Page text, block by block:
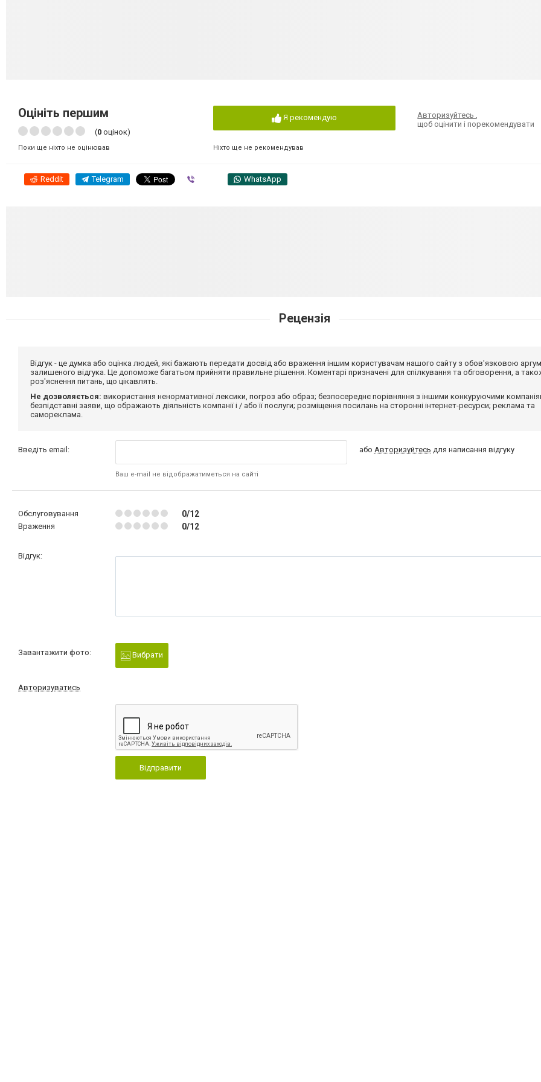
Оцініть першим
(0 оцінок)
Поки ще ніхто не оцінював
Я рекомендую
Ніхто ще не рекомендував
Авторизуйтесь,
щоб оцінити і порекомендувати
Reddit Telegram WhatsApp
Рецензія
Відгук - це думка або оцінка людей, які бажають передати досвід або враження іншим користувачам нашого сайту з обов'язковою
залишеного відгука. Це допоможе багатьом прийняти правильне рішення. Коментарі призначені для спілкування та обговорення, а
роз'яснення питань, що цікавлять.
Не дозволяється: використання ненормативної лексики, погроз або образ; безпосереднє порівняння з іншими конкуруючими
безпідставні заяви, що ображають діяльність компанії і / або її послуги; розміщення посилань на сторонні інтернет-ресурси; реклама та
самореклама.
Введіть email:
Ваш e-mail не відображатиметься на сайті
або Авторизуйтесь для написання відгуку
Обслуговування 0/12
Враження 0/12
Відгук:
Завантажити фото: Вибрати
Авторизуватись
Відправити